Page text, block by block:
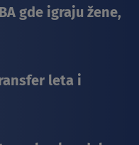
gde igraju žene,
leta i